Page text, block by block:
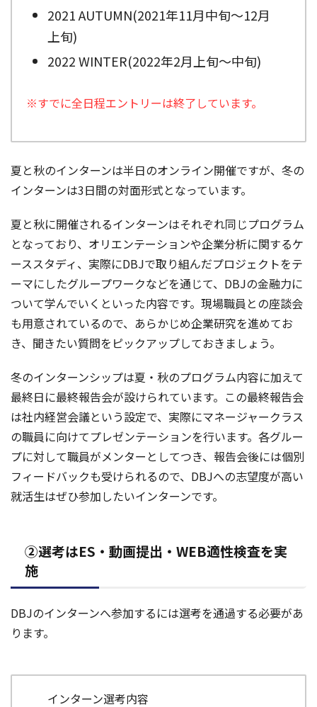
2021 AUTUMN(2021年11月中旬〜12月
上旬)
2022 WINTER(2022年2月上旬〜中旬)
※すでに全日程エントリーは終了しています。
夏と秋のインターンは半日のオンライン開催ですが、冬の
インターンは3日間の対面形式となっています。
夏と秋に開催されるインターンはそれぞれ同じプログラム
となっており、オリエンテーションや企業分析に関するケ
ーススタディ、実際にDBJで取り組んだプロジェクトをテ
ーマにしたグループワークなどを通じて、DBJの金融力に
ついて学んでいくといった内容です。現場職員との座談会
も用意されているので、あらかじめ企業研究を進めてお
き、聞きたい質問をピックアップしておきましょう。
冬のインターンシップは夏・秋のプログラム内容に加えて
最終日に最終報告会が設けられています。この最終報告会
は社内経営会議という設定で、実際にマネージャークラス
の職員に向けてプレゼンテーションを行います。各グルー
プに対して職員がメンターとしてつき、報告会後には個別
フィードバックも受けられるので、DBJへの志望度が高い
就活生はぜひ参加したいインターンです。
②選考はES・動画提出・WEB適性検査を実
施
DBJのインターンへ参加するには選考を通過する必要があ
ります。
インターン選考内容